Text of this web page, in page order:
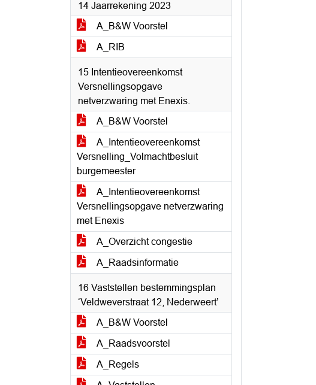
14 Jaarrekening 2023
A_B&W Voorstel
A_RIB
15 Intentieovereenkomst
Versnellingsopgave
netverzwaring met Enexis.
A_B&W Voorstel
A_Intentieovereenkomst
Versnelling_Volmachtbesluit
burgemeester
A_Intentieovereenkomst
Versnellingsopgave netverzwaring
met Enexis
A_Overzicht congestie
A_Raadsinformatie
16 Vaststellen bestemmingsplan
‘Veldweverstraat 12, Nederweert’
A_B&W Voorstel
A_Raadsvoorstel
A_Regels